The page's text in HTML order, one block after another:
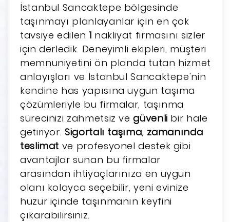
İstanbul Sancaktepe bölgesinde
taşınmayı planlayanlar için en çok
tavsiye edilen1 nakliyat firmasını sizler
için derledik. Deneyimli ekipleri, müşteri
memnuniyetini ön planda tutan hizmet
anlayışları ve İstanbul Sancaktepe'nin
kendine has yapısına uygun taşıma
çözümleriyle bu firmalar, taşınma
sürecinizi zahmetsiz vegüvenli bir hale
getiriyor.Sigortalı taşıma, zamanında
teslimat ve profesyonel destek gibi
avantajlar sunan bu firmalar
arasından ihtiyaçlarınıza en uygun
olanı kolayca seçebilir, yeni evinize
huzur içinde taşınmanın keyfini
çıkarabilirsiniz.